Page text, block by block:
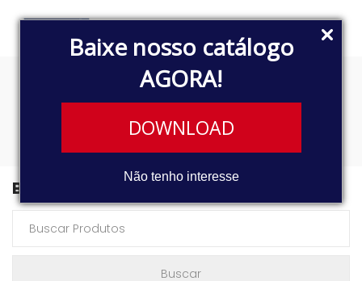
Baixe nosso catálogo
AGORA!
DOWNLOAD
Não tenho interesse
9919
Buscar Produtos